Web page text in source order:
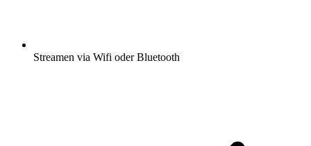
Streamen via Wifi oder Bluetooth